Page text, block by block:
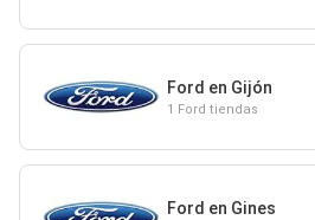
Ford en Gijón
1 Ford tiendas
Ford en Gines